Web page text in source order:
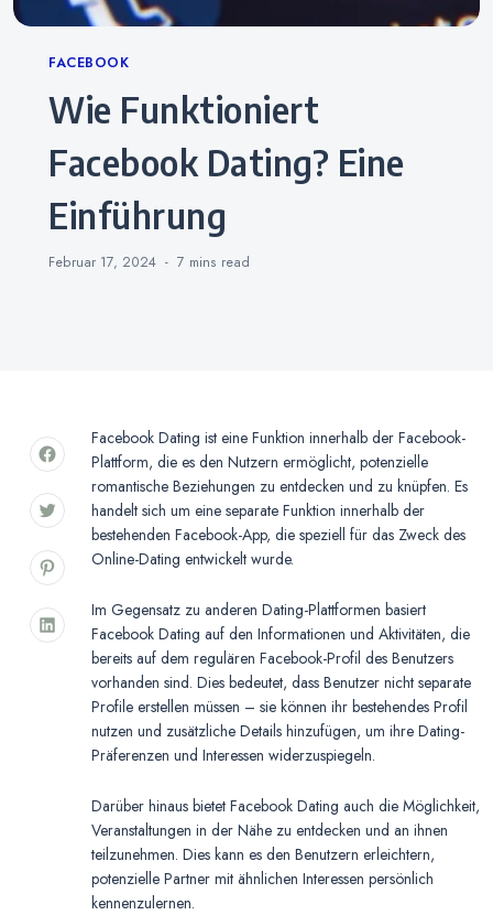
Categories
FACEBOOK
Wie Funktioniert
Facebook Dating? Eine
Einführung
Februar 17, 2024 7 mins read
Facebook Dating ist eine Funktion innerhalb der Facebook-
Plattform, die es den Nutzern ermöglicht, potenzielle
romantische Beziehungen zu entdecken und zu knüpfen. Es
handelt sich um eine separate Funktion innerhalb der
bestehenden Facebook-App, die speziell für das Zweck des
Online-Dating entwickelt wurde.
Im Gegensatz zu anderen Dating-Plattformen basiert
Facebook Dating auf den Informationen und Aktivitäten, die
bereits auf dem regulären Facebook-Profil des Benutzers
vorhanden sind. Dies bedeutet, dass Benutzer nicht separate
Profile erstellen müssen – sie können ihr bestehendes Profil
nutzen und zusätzliche Details hinzufügen, um ihre Dating-
Präferenzen und Interessen widerzuspiegeln.
Darüber hinaus bietet Facebook Dating auch die Möglichkeit,
Veranstaltungen in der Nähe zu entdecken und an ihnen
teilzunehmen. Dies kann es den Benutzern erleichtern,
potenzielle Partner mit ähnlichen Interessen persönlich
kennenzulernen.